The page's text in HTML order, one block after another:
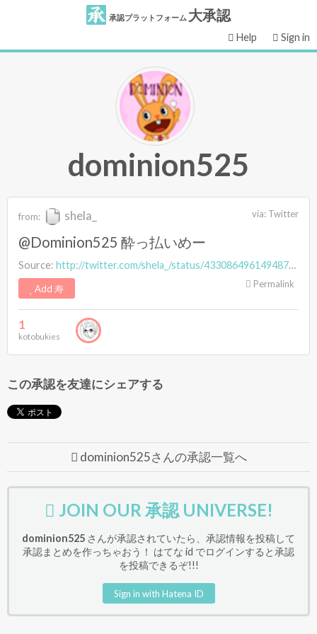
承認プラットフォーム 大承認
Help Sign in
dominion525
from: shela_ via: Twitter
@Dominion525 酔っ払いめー
Source: http://twitter.com/shela_/status/433086496149487616
Add 寿 Permalink
1
kotobukies
この承認を友達にシェアする
dominion525さんの承認一覧へ
JOIN OUR 承認 UNIVERSE!
dominion525 さんが承認されていたら、承認情報を投稿して
承認まとめを作っちゃおう！ はてな id でログインすると承認
を投稿できるぞ!!!
Sign in with Hatena ID